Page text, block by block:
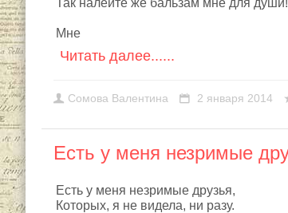
Так налейте же бальзам мне для души!
Мне
Читать далее......
Сомовa Валентина 2 января 2014
Есть у меня незримые
Есть у меня незримые друзья,
Которых, я не видела, ни разу.